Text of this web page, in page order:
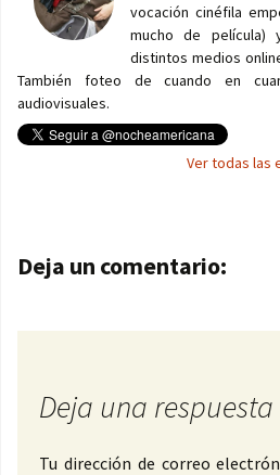
vocación cinéfila
mucho de película)
distintos medios
También foteo de cuando en
audiovisuales.
Ver todas las
Navegación de
Deja un comentario:
Deja una respuesta
Tu dirección de correo